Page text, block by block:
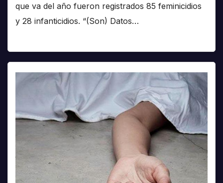
que va del año fueron registrados 85 feminicidios
y 28 infanticidios. “(Son) Datos…